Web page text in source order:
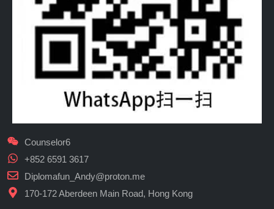
Counselor6
+852 6591 3617
Diplomafun_Andy@proton.me
170-172 Aberdeen Main Road, Hong Kong